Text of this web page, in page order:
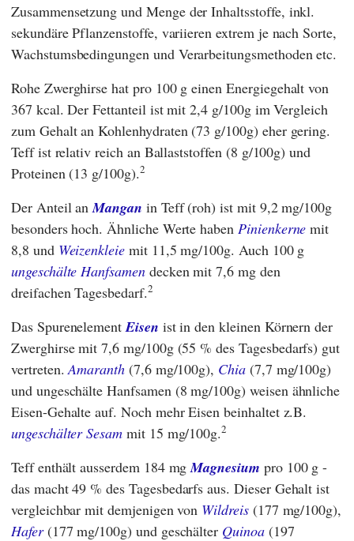
Zusammensetzung und Menge der Inhaltsstoffe, inkl.
sekundäre Pflanzenstoffe, variieren extrem je nach Sorte,
Wachstumsbedingungen und Verarbeitungsmethoden etc.
Rohe Zwerghirse hat pro 100 g einen Energiegehalt von
367 kcal. Der Fettanteil ist mit 2,4 g/100g im Vergleich
zum Gehalt an Kohlenhydraten (73 g/100g) eher gering.
Teff ist relativ reich an Ballaststoffen (8 g/100g) und
Proteinen (13 g/100g).2
Der Anteil anMangan in Teff (roh) ist mit 9,2 mg/100g
besonders hoch. Ähnliche Werte habenPinienkerne mit
8,8 und Weizenkleiemit 11,5 mg/100g. Auch 100 g
ungeschälte Hanfsamendecken mit 7,6 mg den
dreifachen Tagesbedarf.2
Das SpurenelementEisen ist in den kleinen Körnern der
Zwerghirse mit 7,6 mg/100g (55 % des Tagesbedarfs) gut
vertreten.Amaranth(7,6 mg/100g), Chia(7,7 mg/100g)
und ungeschälte Hanfsamen (8 mg/100g) weisen ähnliche
Eisen-Gehalte auf. Noch mehr Eisen beinhaltet z.B.
ungeschälter Sesam mit 15 mg/100g.2
Teff enthält ausserdem 184 mgMagnesium pro 100 g -
das macht 49 % des Tagesbedarfs aus. Dieser Gehalt ist
vergleichbar mit demjenigen von Wildreis(177 mg/100g),
Hafer(177 mg/100g) und geschälter Quinoa(197